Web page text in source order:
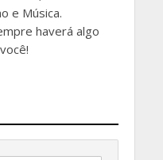
e Música.
haverá algo